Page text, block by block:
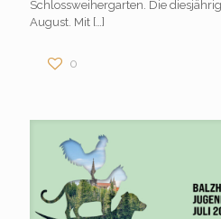
Schlossweihergarten. Die
August. Mit […]
0